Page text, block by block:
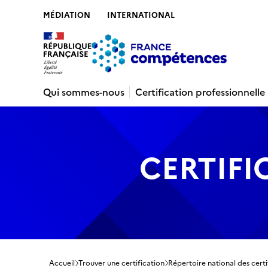
MÉDIATION INTERNATIONAL
Qui sommes-nous
Certification professionnelle
Accueil Trouver une certification Répertoire national des